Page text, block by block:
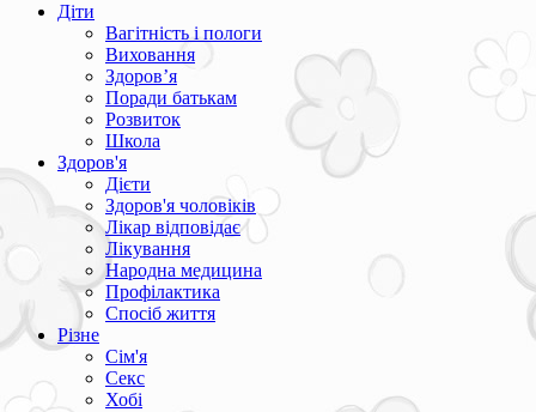
Діти
Вагітність і пологи
Виховання
Здоров’я
Поради батькам
Розвиток
Школа
Здоров'я
Дієти
Здоров'я чоловіків
Лікар відповідає
Лікування
Народна медицина
Профілактика
Спосіб життя
Різне
Сім'я
Секс
Хобі